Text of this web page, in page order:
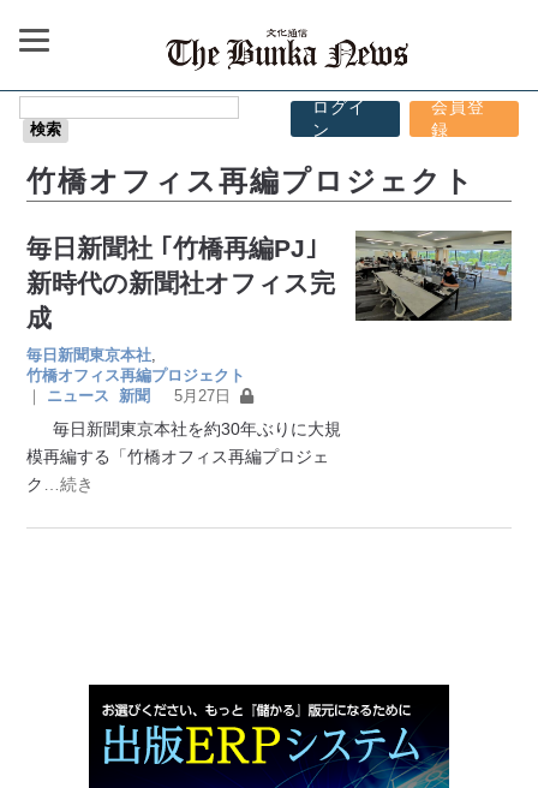
ログイ
ン
会員登
録
竹橋オフィス再編プロジェクト
毎日新聞社 ｢竹橋再編PJ｣
新時代の新聞社オフィス完
成
毎日新聞東京本社
竹橋オフィス再編プロジェクト
｜
ニュース 新聞 5月27日
毎日新聞東京本社を約30年ぶりに大規
模再編する「竹橋オフィス再編プロジェ
ク
…続き